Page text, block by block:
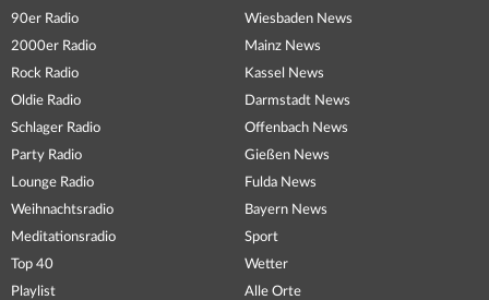
90er Radio
2000er Radio
Rock Radio
Oldie Radio
Schlager Radio
Party Radio
Lounge Radio
Weihnachtsradio
Meditationsradio
Top 40
Playlist
Wiesbaden News
Mainz News
Kassel News
Darmstadt News
Offenbach News
Gießen News
Fulda News
Bayern News
Sport
Wetter
Alle Orte